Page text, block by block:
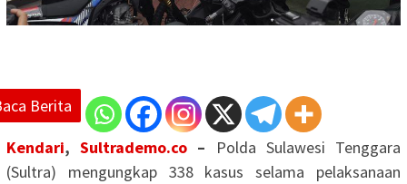
Berita
Kendari,Sultrademo.co – Polda Sulawesi Tenggara
(Sultra) mengungkap 338 kasus selama pelaksanaan